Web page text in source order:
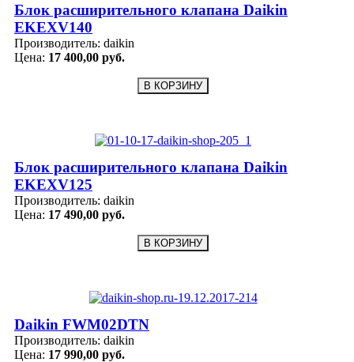
Блок расширительного клапана Daikin
EKEXV140
Производитель: daikin
Цена: 17 400,00 руб.
Блок расширительного клапана Daikin
EKEXV125
Производитель: daikin
Цена: 17 490,00 руб.
Daikin FWM02DTN
Производитель: daikin
Цена: 17 990,00 руб.